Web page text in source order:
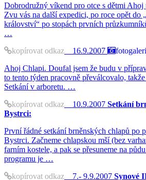
Dobrodružný víkend pro otce s dětmi
Zvu vás na další expedici, po roce opět do
království“ po stopách prvních
…
kopírovat odkaz 16.9.2007
Ahoj Chlapi. Doufal jsem že budu v
to tento týden pracovně převálcovalo,
Setkání v arboretu. …
kopírovat odkaz 10.9.2007 Setkání
Bystrci:
První řádné setkání brněnských chlapů po
Bystrci. Začneme chlapskou mší (bez
farním kostele, a pak se přesuneme na
programu je …
kopírovat odkaz 7.- 9.9.2007 Synové